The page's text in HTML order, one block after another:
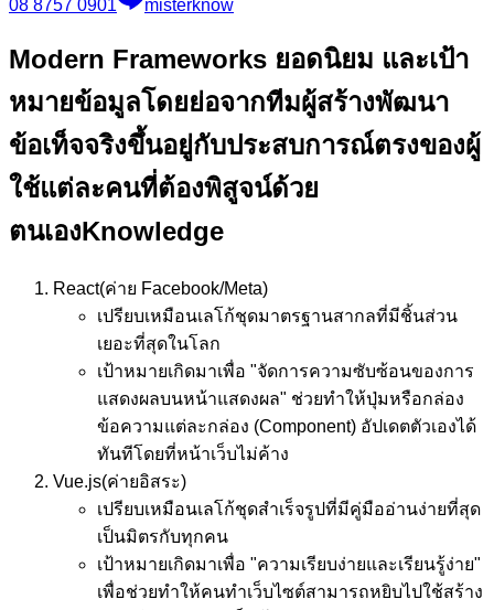
08 8757 0901 misterknow
Modern Frameworks ยอดนิยม และเป้า
หมายข้อมูลโดยย่อจากทีมผู้สร้างพัฒนา
ข้อเท็จจริงขึ้นอยู่กับประสบการณ์ตรงของผู้
ใช้แต่ละคนที่ต้องพิสูจน์ด้วย
ตนเองKnowledge
React(ค่าย Facebook/Meta)
เปรียบเหมือนเลโก้ชุดมาตรฐานสากลที่มีชิ้นส่วน
เยอะที่สุดในโลก
เป้าหมายเกิดมาเพื่อ "จัดการความซับซ้อนของการ
แสดงผลบนหน้าแสดงผล" ช่วยทำให้ปุ่มหรือกล่อง
ข้อความแต่ละกล่อง (Component) อัปเดตตัวเองได้
ทันทีโดยที่หน้าเว็บไม่ค้าง
Vue.js(ค่ายอิสระ)
เปรียบเหมือนเลโก้ชุดสำเร็จรูปที่มีคู่มืออ่านง่ายที่สุด
เป็นมิตรกับทุกคน
เป้าหมายเกิดมาเพื่อ "ความเรียบง่ายและเรียนรู้ง่าย"
เพื่อช่วยทำให้คนทำเว็บไซต์สามารถหยิบไปใช้สร้าง